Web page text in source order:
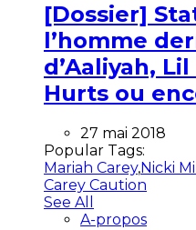
[Dossier]
l’homme
d’Aaliyah,
Hurts ou
27 mai 2018
Popular Tags:
Mariah Carey,Nicki
Carey Caution
See All
A-propos